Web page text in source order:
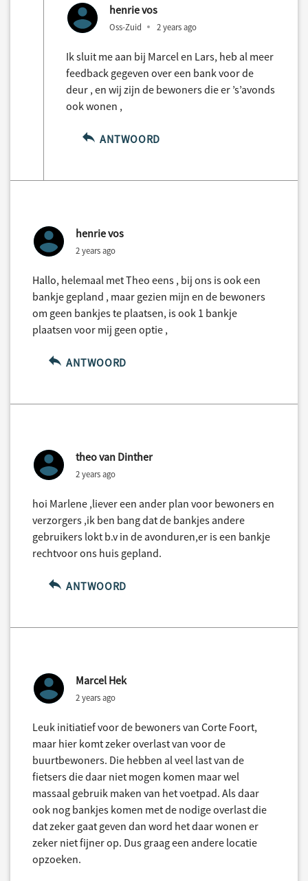
henrie vos
Oss-Zuid 2 years ago
Ik sluit me aan bij Marcel en Lars, heb al meer
feedback gegeven over een bank voor de
deur , en wij zijn de bewoners die er ’s’avonds
ook wonen ,
ANTWOORD
henrie vos
2 years ago
Hallo, helemaal met Theo eens , bij ons is ook een
bankje gepland , maar gezien mijn en de bewoners
om geen bankjes te plaatsen, is ook 1 bankje
plaatsen voor mij geen optie ,
ANTWOORD
theo van Dinther
2 years ago
hoi Marlene ,liever een ander plan voor bewoners en
verzorgers ,ik ben bang dat de bankjes andere
gebruikers lokt b.v in de avonduren,er is een bankje
rechtvoor ons huis gepland.
ANTWOORD
Marcel Hek
2 years ago
Leuk initiatief voor de bewoners van Corte Foort,
maar hier komt zeker overlast van voor de
buurtbewoners. Die hebben al veel last van de
fietsers die daar niet mogen komen maar wel
massaal gebruik maken van het voetpad. Als daar
ook nog bankjes komen met de nodige overlast die
dat zeker gaat geven dan word het daar wonen er
zeker niet fijner op. Dus graag een andere locatie
opzoeken.